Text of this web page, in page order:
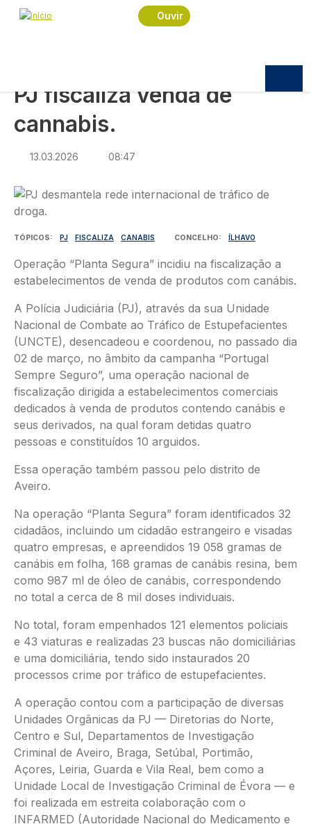
Passar para o conteúdo principal
Ouvir
Navegação estrutural
Início
PJ fiscaliza venda de cannabis.
PJ fiscaliza venda de
cannabis.
13.03.2026 08:47
Imagem
TÓPICOS PJ FISCALIZA CANABIS CONCELHO ÍLHAVO
Operação “Planta Segura” incidiu na fiscalização a
estabelecimentos de venda de produtos com canábis.
A Polícia Judiciária (PJ), através da sua Unidade
Nacional de Combate ao Tráfico de Estupefacientes
(UNCTE), desencadeou e coordenou, no passado dia
02 de março, no âmbito da campanha “Portugal
Sempre Seguro”, uma operação nacional de
fiscalização dirigida a estabelecimentos comerciais
dedicados à venda de produtos contendo canábis e
seus derivados, na qual foram detidas quatro
pessoas e constituídos 10 arguidos.
Essa operação também passou pelo distrito de
Aveiro.
Na operação “Planta Segura” foram identificados 32
cidadãos, incluindo um cidadão estrangeiro e visadas
quatro empresas, e apreendidos 19 058 gramas de
canábis em folha, 168 gramas de canábis resina, bem
como 987 ml de óleo de canábis, correspondendo
no total a cerca de 8 mil doses individuais.
No total, foram empenhados 121 elementos policiais
e 43 viaturas e realizadas 23 buscas não domiciliárias
e uma domiciliária, tendo sido instaurados 20
processos crime por tráfico de estupefacientes.
A operação contou com a participação de diversas
Unidades Orgânicas da PJ — Diretorias do Norte,
Centro e Sul, Departamentos de Investigação
Criminal de Aveiro, Braga, Setúbal, Portimão,
Açores, Leiria, Guarda e Vila Real, bem como a
Unidade Local de Investigação Criminal de Évora — e
foi realizada em estreita colaboração com o
INFARMED (Autoridade Nacional do Medicamento e